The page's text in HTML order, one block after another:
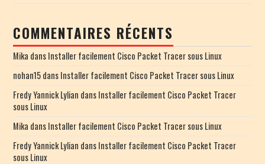
COMMENTAIRES RÉCENTS
Mika dansInstaller facilement Cisco Packet Tracer sous Linux
nohan15dansInstaller facilement Cisco Packet Tracer sous Linux
Fredy Yannick Lylian dansInstaller facilement Cisco Packet Tracer
sous Linux
Mika dansInstaller facilement Cisco Packet Tracer sous Linux
Fredy Yannick Lylian dansInstaller facilement Cisco Packet Tracer
sous Linux